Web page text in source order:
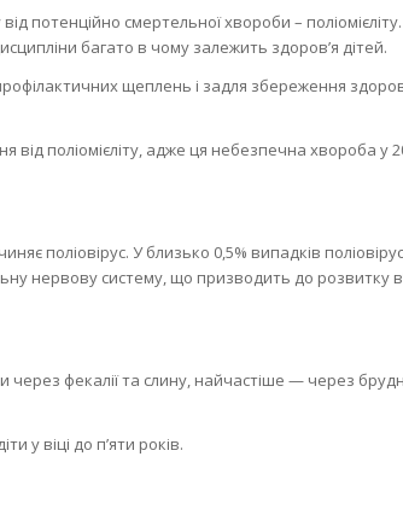
потенційно смертельної хвороби –
багато в чому залежить здоров’я дітей.
щеплень і задля збереження
поліомієліту, адже ця небезпечна хвороба у
поліовірус. У близько 0,5% випадків поліовірус
нервову систему, що призводить до розвитку
фекалії та слину, найчастіше — через
у віці до п’яти років.